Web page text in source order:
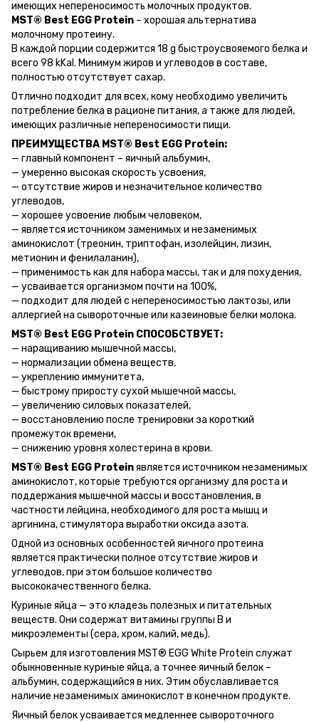
имеющих непереносимость молочных продуктов.
MST® Best EGG Protein – хорошая альтернатива
молочному протеину.
В каждой порции содержится 18 g быстроусвояемого белка и
всего 98 kKal. Минимум жиров и углеводов в составе,
полностью отсутствует сахар.
Отлично подходит для всех, кому необходимо увеличить
потребление белка в рационе питания, а также для людей,
имеющих различные непереносимости пищи.
ПРЕИМУЩЕСТВА MST® Best EGG Protein:
— главный компонент – яичный альбумин,
— умеренно высокая скорость усвоения,
— отсутствие жиров и незначительное количество
углеводов,
— хорошее усвоение любым человеком,
— является источником заменимых и незаменимых
аминокислот (треонин, триптофан, изолейцин, лизин,
метионин и фенилаланин),
— применимость как для набора массы, так и для похудения,
— усваивается организмом почти на 100%,
— подходит для людей с непереносимостью лактозы, или
аллергией на сывороточные или казеиновые белки молока.
MST® Best EGG Protein СПОСОБСТВУЕТ:
— наращиванию мышечной массы,
— нормализации обмена веществ,
— укреплению иммунитета,
— быстрому приросту сухой мышечной массы,
— увеличению силовых показателей,
— восстановлению после тренировки за короткий
промежуток времени,
— снижению уровня холестерина в крови.
MST® Best EGG Proteinявляется источником незаменимых
аминокислот, которые требуются организму для роста и
поддержания мышечной массы и восстановления, в
частности лейцина, необходимого для роста мышц и
аргинина, стимулятора выработки оксида азота.
Одной из основных особенностей яичного протеина
является практически полное отсутствие жиров и
углеводов, при этом большое количество
высококачественного белка.
Куриные яйца — это кладезь полезных и питательных
веществ. Они содержат витамины группы В и
микроэлементы (сера, хром, калий, медь).
Сырьем для изготовления MST® EGG White Protein служат
обыкновенные куриные яйца, а точнее яичный белок –
альбумин, содержащийся в них. Этим обуславливается
наличие незаменимых аминокислот в конечном продукте.
Яичный белок усваивается медленнее сывороточного